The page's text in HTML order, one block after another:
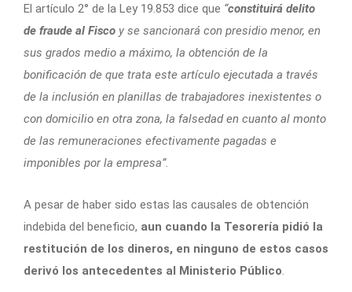
El artículo 2° de la Ley 19.853 dice que “constituirá delito
de fraude al Fisco y se sancionará con presidio menor, en
sus grados medio a máximo, la obtención de la
bonificación de que trata este artículo ejecutada a través
de la inclusión en planillas de trabajadores inexistentes o
con domicilio en otra zona, la falsedad en cuanto al monto
de las remuneraciones efectivamente pagadas e
imponibles por la empresa”.
A pesar de haber sido estas las causales de obtención
indebida del beneficio, aun cuando la Tesorería pidió la
restitución de los dineros, en ninguno de estos casos
derivó los antecedentes al Ministerio Público.